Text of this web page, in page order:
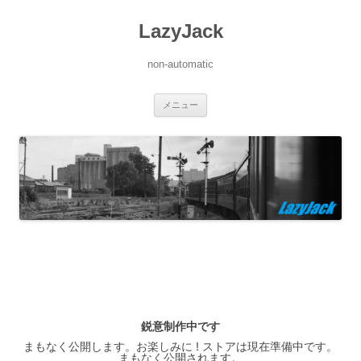
LazyJack
non-automatic
メニュー
ツ
へ
ス
キ
ッ
プ
鋭意制作中です
まもなく公開します。お楽しみに ! ストアは現在準備中です。
まもなく公開されます。